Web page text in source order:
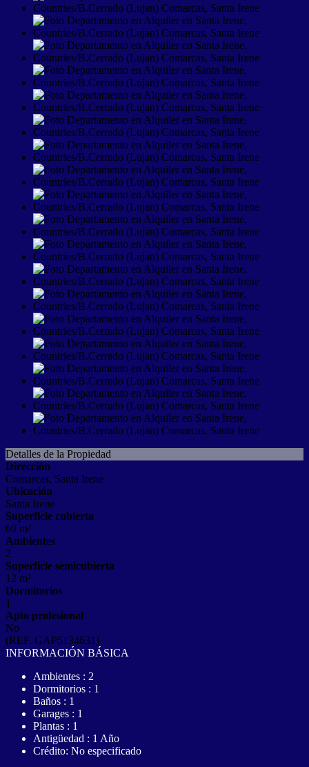
Detalles de la Propiedad
Dirección
Comarcas, Santa Irene
Ubicación
Santa Irene
Superficie cubierta
69 m²
Ambientes
2
Superficie semicubierta
12 m²
Dormitorios
1
Apto profesional
No
(REF. GAP5134631)
INFORMACIÓN BÁSICA
Ambientes : 2
Dormitorios : 1
Baños : 1
Garages : 1
Plantas : 1
Antigüedad : 1 Año
Crédito: No especificado